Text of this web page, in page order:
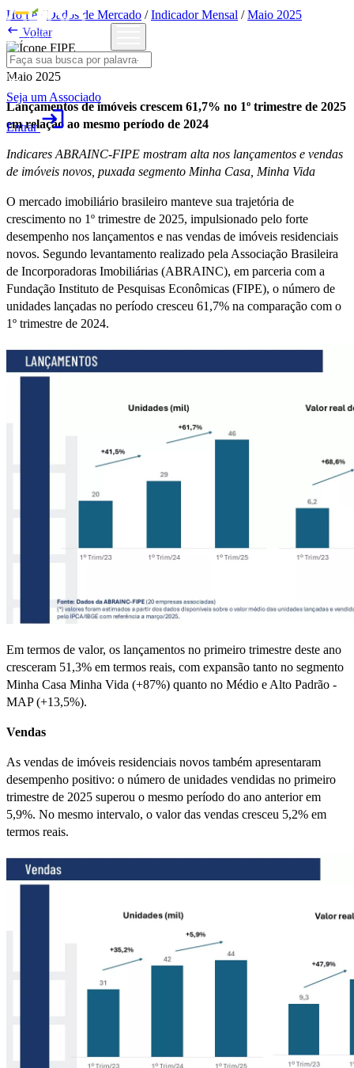
Seja um Associado
Entrarlogin
Home/Dados de Mercado /Indicador Mensal /Maio 2025
 Voltar
Maio 2025
Lançamentos de imóveis crescem 61,7% no 1º trimestre de 2025
em relação ao mesmo período de 2024
Indicares ABRAINC-FIPE mostram alta nos lançamentos e vendas
de imóveis novos, puxada segmento Minha Casa, Minha Vida
O mercado imobiliário brasileiro manteve sua trajetória de
crescimento no 1º trimestre de 2025, impulsionado pelo forte
desempenho nos lançamentos e nas vendas de imóveis residenciais
novos. Segundo levantamento realizado pela Associação Brasileira
de Incorporadoras Imobiliárias (ABRAINC), em parceria com a
Fundação Instituto de Pesquisas Econômicas (FIPE), o número de
unidades lançadas no período cresceu 61,7% na comparação com o
1º trimestre de 2024.
Em termos de valor, os lançamentos no primeiro trimestre deste ano
cresceram 51,3% em termos reais, com expansão tanto no segmento
Minha Casa Minha Vida (+87%) quanto no Médio e Alto Padrão -
MAP (+13,5%).
Vendas
As vendas de imóveis residenciais novos também apresentaram
desempenho positivo: o número de unidades vendidas no primeiro
trimestre de 2025 superou o mesmo período do ano anterior em
5,9%. No mesmo intervalo, o valor das vendas cresceu 5,2% em
termos reais.